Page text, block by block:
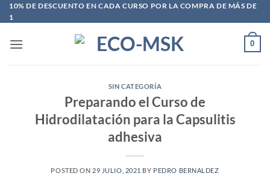
Saltar
al
10% DE DESCUENTO EN CADA CURSO POR LA COMPRA DE MÁS DE
1
0
SIN CATEGORÍA
Preparando el Curso de
Hidrodilatación para la Capsulitis
adhesiva
POSTED ON 29 JULIO, 2021 BY PEDRO BERNALDEZ